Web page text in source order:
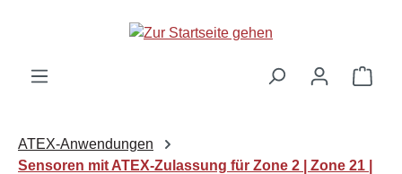
Zum Hauptinhalt springen
ATEX-Anwendungen
Sensoren mit ATEX-Zulassung für Zone 2 | Zone 21 |